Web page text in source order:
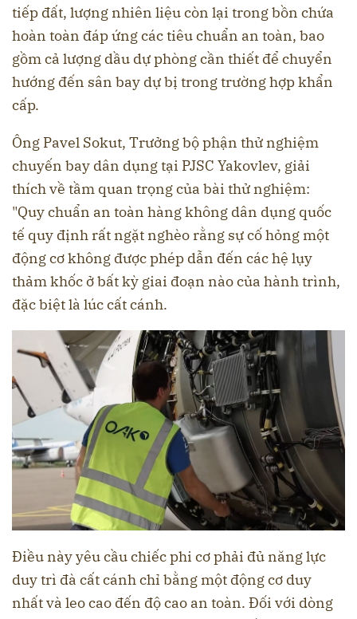
tiếp đất, lượng nhiên liệu còn lại trong bồn chứa
hoàn toàn đáp ứng các tiêu chuẩn an toàn, bao
gồm cả lượng dầu dự phòng cần thiết để chuyển
hướng đến sân bay dự bị trong trường hợp khẩn
cấp.
Ông Pavel Sokut, Trưởng bộ phận thử nghiệm
chuyến bay dân dụng tại PJSC Yakovlev, giải
thích về tầm quan trọng của bài thử nghiệm:
"Quy chuẩn an toàn hàng không dân dụng quốc
tế quy định rất ngặt nghèo rằng sự cố hỏng một
động cơ không được phép dẫn đến các hệ lụy
thảm khốc ở bất kỳ giai đoạn nào của hành trình,
đặc biệt là lúc cất cánh.
Điều này yêu cầu chiếc phi cơ phải đủ năng lực
duy trì đà cất cánh chỉ bằng một động cơ duy
nhất và leo cao đến độ cao an toàn. Đối với dòng